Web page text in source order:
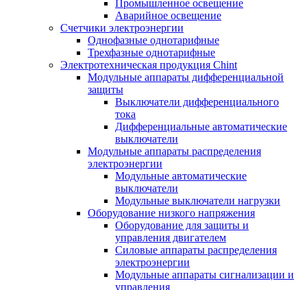
Промышленное освещение
Аварийное освещение
Счетчики электроэнергии
Однофазные однотарифные
Трехфазные однотарифные
Электротехническая продукция Chint
Модульные аппараты дифференциальной
защиты
Выключатели дифференциального
тока
Дифференциальные автоматические
выключатели
Модульные аппараты распределения
электроэнергии
Модульные автоматические
выключатели
Модульные выключатели нагрузки
Оборудование низкого напряжения
Оборудование для защиты и
управления двигателем
Силовые аппараты распределения
электроэнергии
Модульные аппараты сигнализации и
управления